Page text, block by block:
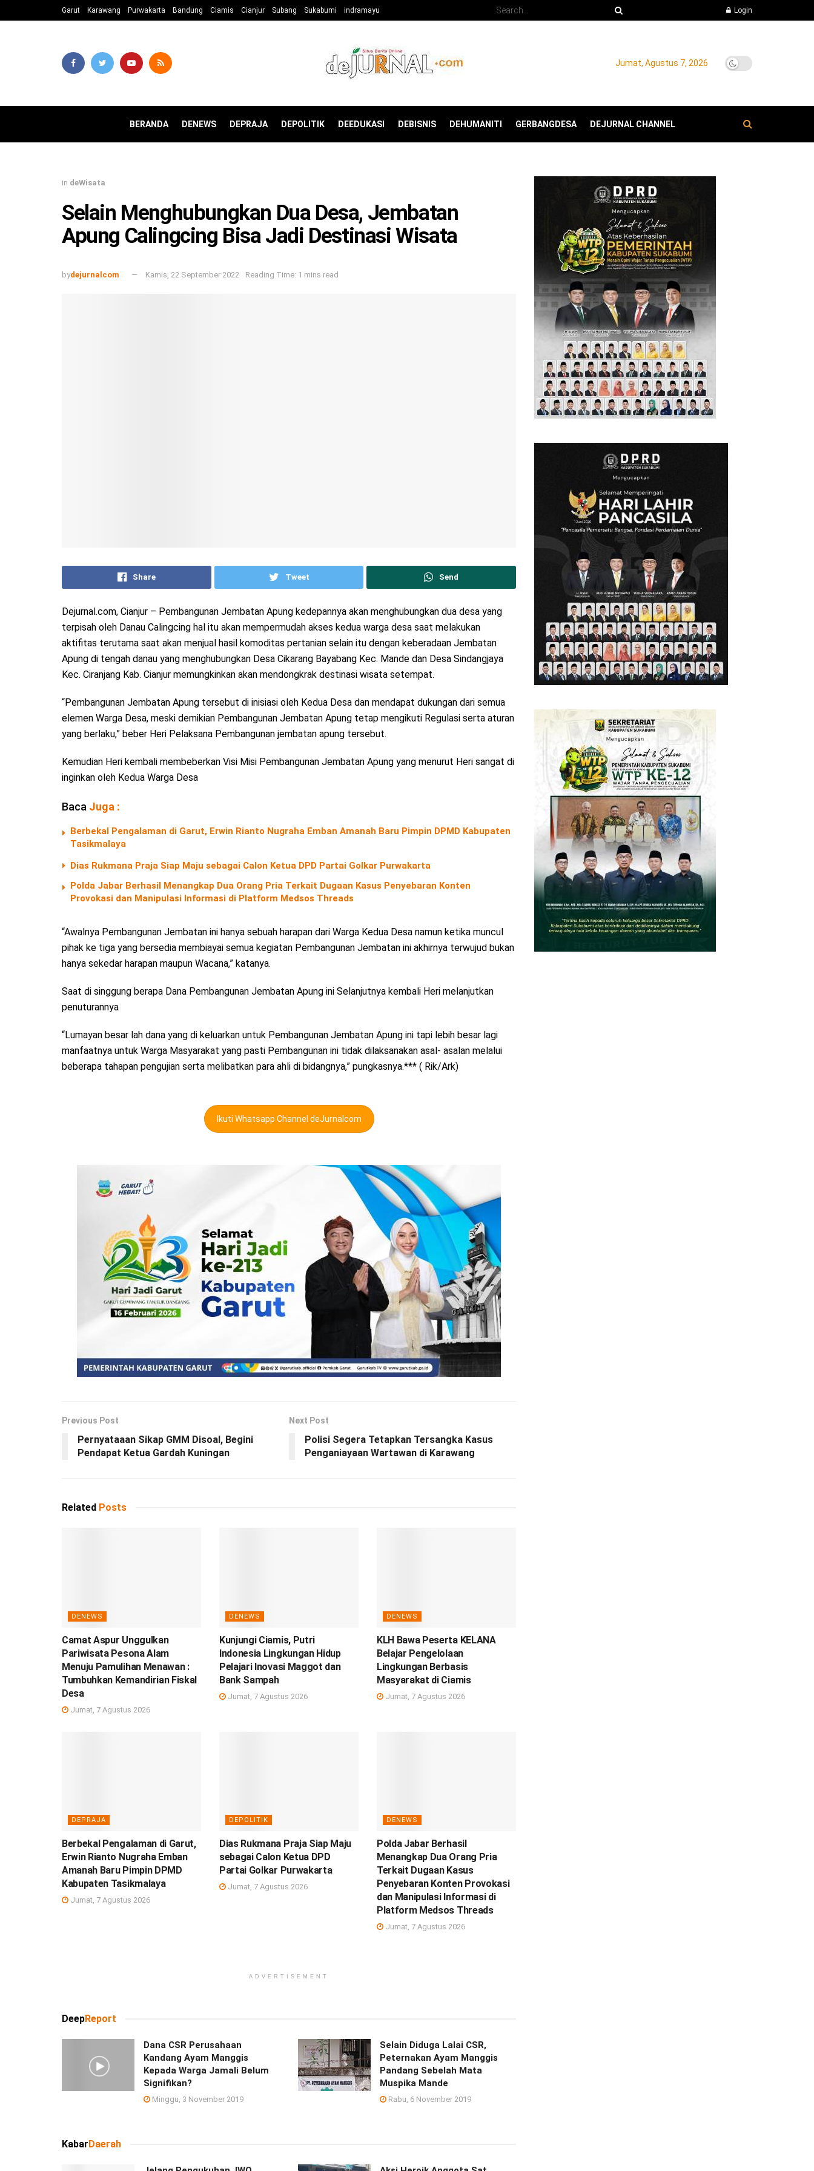
Garut Karawang Purwakarta Bandung Ciamis Cianjur Subang Sukabumi indramayu Login
Jumat, Agustus 7, 2026
BERANDA DENEWS DEPRAJA DEPOLITIK DEEDUKASI DEBISNIS DEHUMANITI GERBANGDESA DEJURNAL CHANNEL
in deWisata
Selain Menghubungkan Dua Desa, Jembatan
Apung Calingcing Bisa Jadi Destinasi Wisata
bydejurnalcom Kamis, 22 September 2022 Reading Time: 1 mins read
Share Tweet Send
Dejurnal.com, Cianjur – Pembangunan Jembatan Apung kedepannya akan menghubungkan dua desa yang
terpisah oleh Danau Calingcing hal itu akan mempermudah akses kedua warga desa saat melakukan
aktifitas terutama saat akan menjual hasil komoditas pertanian selain itu dengan keberadaan Jembatan
Apung di tengah danau yang menghubungkan Desa Cikarang Bayabang Kec. Mande dan Desa Sindangjaya
Kec. Ciranjang Kab. Cianjur memungkinkan akan mendongkrak destinasi wisata setempat.
“Pembangunan Jembatan Apung tersebut di inisiasi oleh Kedua Desa dan mendapat dukungan dari semua
elemen Warga Desa, meski demikian Pembangunan Jembatan Apung tetap mengikuti Regulasi serta aturan
yang berlaku,” beber Heri Pelaksana Pembangunan jembatan apung tersebut.
Kemudian Heri kembali membeberkan Visi Misi Pembangunan Jembatan Apung yang menurut Heri sangat di
inginkan oleh Kedua Warga Desa
Baca Juga :
Berbekal Pengalaman di Garut, Erwin Rianto Nugraha Emban Amanah Baru Pimpin DPMD Kabupaten
Tasikmalaya
Dias Rukmana Praja Siap Maju sebagai Calon Ketua DPD Partai Golkar Purwakarta
Polda Jabar Berhasil Menangkap Dua Orang Pria Terkait Dugaan Kasus Penyebaran Konten
Provokasi dan Manipulasi Informasi di Platform Medsos Threads
“Awalnya Pembangunan Jembatan ini hanya sebuah harapan dari Warga Kedua Desa namun ketika muncul
pihak ke tiga yang bersedia membiayai semua kegiatan Pembangunan Jembatan ini akhirnya terwujud bukan
hanya sekedar harapan maupun Wacana,” katanya.
Saat di singgung berapa Dana Pembangunan Jembatan Apung ini Selanjutnya kembali Heri melanjutkan
penuturannya
“Lumayan besar lah dana yang di keluarkan untuk Pembangunan Jembatan Apung ini tapi lebih besar lagi
manfaatnya untuk Warga Masyarakat yang pasti Pembangunan ini tidak dilaksanakan asal- asalan melalui
beberapa tahapan pengujian serta melibatkan para ahli di bidangnya,” pungkasnya.*** ( Rik/Ark)
Ikuti Whatsapp Channel deJurnalcom
Previous Post
Pernyataaan Sikap GMM Disoal, Begini
Pendapat Ketua Gardah Kuningan
Next Post
Polisi Segera Tetapkan Tersangka Kasus
Penganiayaan Wartawan di Karawang
Related Posts
DENEWS
Camat Aspur Unggulkan
Pariwisata Pesona Alam
Menuju Pamulihan Menawan :
Tumbuhkan Kemandirian Fiskal
Desa
Jumat, 7 Agustus 2026
DENEWS
Kunjungi Ciamis, Putri
Indonesia Lingkungan Hidup
Pelajari Inovasi Maggot dan
Bank Sampah
Jumat, 7 Agustus 2026
DENEWS
KLH Bawa Peserta KELANA
Belajar Pengelolaan
Lingkungan Berbasis
Masyarakat di Ciamis
Jumat, 7 Agustus 2026
DEPRAJA
Berbekal Pengalaman di Garut,
Erwin Rianto Nugraha Emban
Amanah Baru Pimpin DPMD
Kabupaten Tasikmalaya
Jumat, 7 Agustus 2026
DEPOLITIK
Dias Rukmana Praja Siap Maju
sebagai Calon Ketua DPD
Partai Golkar Purwakarta
Jumat, 7 Agustus 2026
DENEWS
Polda Jabar Berhasil
Menangkap Dua Orang Pria
Terkait Dugaan Kasus
Penyebaran Konten Provokasi
dan Manipulasi Informasi di
Platform Medsos Threads
Jumat, 7 Agustus 2026
ADVERTISEMENT
DeepReport
Dana CSR Perusahaan
Kandang Ayam Manggis
Kepada Warga Jamali Belum
Signifikan?
Minggu, 3 November 2019
Selain Diduga Lalai CSR,
Peternakan Ayam Manggis
Pandang Sebelah Mata
Muspika Mande
Rabu, 6 November 2019
Kabar Daerah